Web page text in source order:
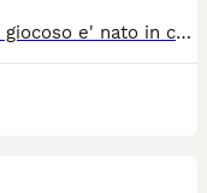
Questo piccolo tigratino bellissimo e giocoso e' nato in casa il 9 giugno scorso, e sta crescendo con la sua mamma e i suoi fratellini...ma li non può rimanere... Ne lui, ne i suoi fratellini e neppure la mamma... Ora per lui si cerca una famiglia per sempre, per adozione solo in casa, dopo visita conoscitiva pre affido da parte di volontario. Da Palermo raggiunge tutto il Centro Nord con staffetta autorizzata ASL, vaccinato e con certificato veterinario. Patrizia wattsapp 3921235446